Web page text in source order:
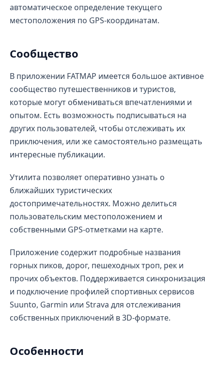
автоматическое определение текущего
местоположения по GPS-координатам.
Сообщество
В приложении FATMAP имеется большое активное
сообщество путешественников и туристов,
которые могут обмениваться впечатлениями и
опытом. Есть возможность подписываться на
других пользователей, чтобы отслеживать их
приключения, или же самостоятельно размещать
интересные публикации.
Утилита позволяет оперативно узнать о
ближайших туристических
достопримечательностях. Можно делиться
пользовательским местоположением и
собственными GPS-отметками на карте.
Приложение содержит подробные названия
горных пиков, дорог, пешеходных троп, рек и
прочих объектов. Поддерживается синхронизация
и подключение профилей спортивных сервисов
Suunto, Garmin или Strava для отслеживания
собственных приключений в 3D-формате.
Особенности